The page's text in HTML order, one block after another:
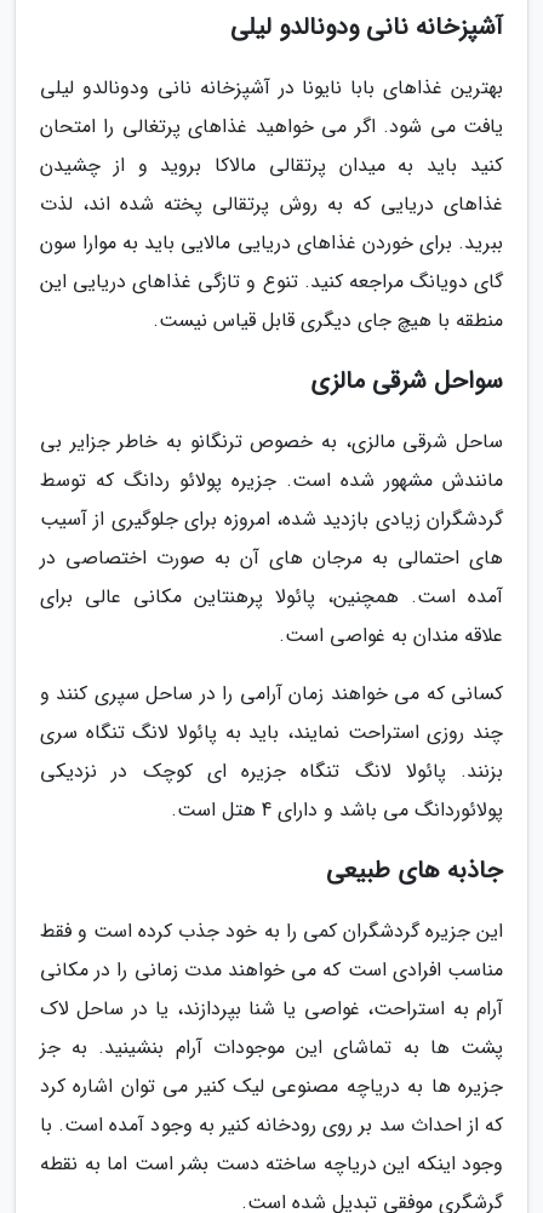
آشپزخانه نانی ودونالدو لیلی
بهترین غذاهای بابا نایونا در آشپزخانه نانی ودونالدو لیلی
یافت می شود. اگر می خواهید غذاهای پرتغالی را امتحان
کنید باید به میدان پرتقالی مالاکا بروید و از چشیدن
غذاهای دریایی که به روش پرتقالی پخته شده اند، لذت
ببرید. برای خوردن غذاهای دریایی مالایی باید به موارا سون
گای دویانگ مراجعه کنید. تنوع و تازگی غذاهای دریایی این
منطقه با هیچ جای دیگری قابل قیاس نیست.
سواحل شرقی مالزی
ساحل شرقی مالزی، به خصوص ترنگانو به خاطر جزایر بی
مانندش مشهور شده است. جزیره پولائو ردانگ که توسط
گردشگران زیادی بازدید شده، امروزه برای جلوگیری از آسیب
های احتمالی به مرجان های آن به صورت اختصاصی در
آمده است. همچنین، پائولا پرهنتاین مکانی عالی برای
علاقه مندان به غواصی است.
کسانی که می خواهند زمان آرامی را در ساحل سپری کنند و
چند روزی استراحت نمایند، باید به پائولا لانگ تنگاه سری
بزنند. پائولا لانگ تنگاه جزیره ای کوچک در نزدیکی
پولائوردانگ می باشد و دارای 4 هتل است.
جاذبه های طبیعی
این جزیره گردشگران کمی را به خود جذب کرده است و فقط
مناسب افرادی است که می خواهند مدت زمانی را در مکانی
آرام به استراحت، غواصی یا شنا بپردازند، یا در ساحل لاک
پشت ها به تماشای این موجودات آرام بنشینید. به جز
جزیره ها به دریاچه مصنوعی لیک کنیر می توان اشاره کرد
که از احداث سد بر روی رودخانه کنیر به وجود آمده است. با
وجود اینکه این دریاچه ساخته دست بشر است اما به نقطه
گرشگری موفقی تبدیل شده است.